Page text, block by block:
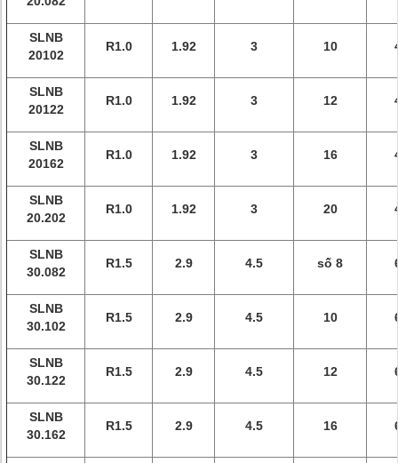
SLNB
20102
R1.0 1.92 3 10
SLNB
20122
R1.0 1.92 3 12
SLNB
20162
R1.0 1.92 3 16
SLNB
20.202
R1.0 1.92 3 20
SLNB
30.082
R1.5 2.9 4.5 số 8
SLNB
30.102
R1.5 2.9 4.5 10
SLNB
30.122
R1.5 2.9 4.5 12
SLNB
30.162
R1.5 2.9 4.5 16